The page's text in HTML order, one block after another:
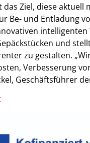
das Ziel, diese
Be- und Entladung
und
zu gestalten.
Verbesserung
Geschäftsführer